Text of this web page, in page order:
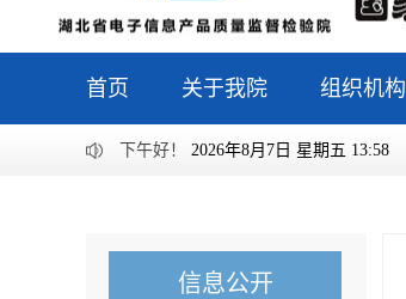
首页 关于我院 组织机构
下午好！ 2026年8月7日 星期五 13:58
信息公开